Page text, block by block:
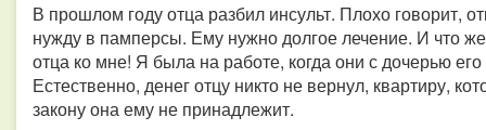
В прошлом году отца разбил инсульт. Плохо говорит,
нужду в памперсы. Ему нужно долгое лечение. И что
отца ко мне! Я была на работе, когда они с дочерью
Естественно, денег отцу никто не вернул, квартиру,
закону она ему не принадлежит.